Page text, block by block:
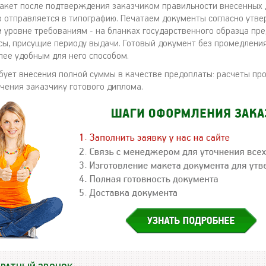
после подтверждения заказчиком правильности внесенных
отправляется в типографию. Печатаем документы согласно
требованиям - на бланках государственного образца
присущие периоду выдачи. Готовый документ без
удобным для него способом.
внесения полной суммы в качестве предоплаты: расчеты
заказчику готового диплома.